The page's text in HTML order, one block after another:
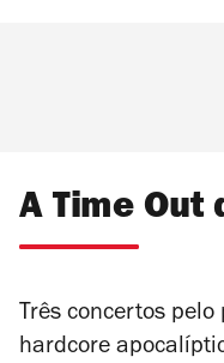
A Time Out
Três concertos
hardcore